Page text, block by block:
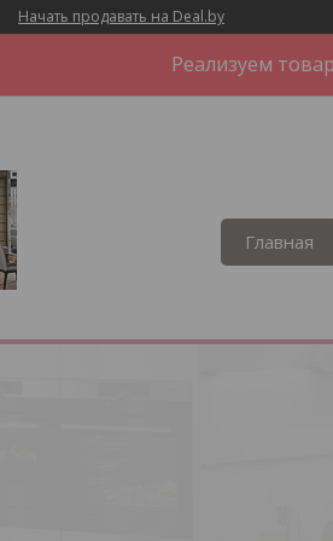
Начать продавать на Deal.by
Реализуем
Главная